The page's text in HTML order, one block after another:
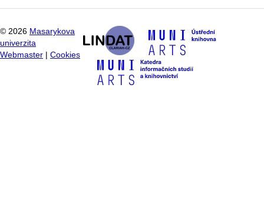
© 2026 Masarykova
univerzita
Webmaster
Cookies